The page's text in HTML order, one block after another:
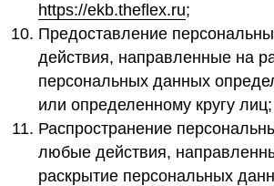
https://ekb.theflex.ru;
Предоставление
действия, направленные на
персональных данных
или определенному кругу лиц;
Распространение
любые действия,
раскрытие персональных